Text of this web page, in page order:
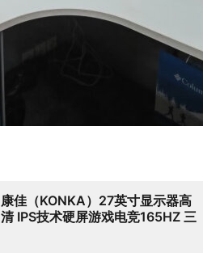
康佳（KONKA）27英寸显示器高
清 IPS技术硬屏游戏电竞165HZ 三